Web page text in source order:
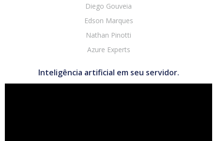
Diego Gouveia
Edson Marques
Nathan Pinotti
Azure Experts
Inteligência artificial em seu servidor.